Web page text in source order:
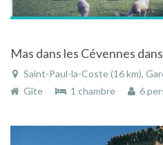
Saint-Paul-la-Coste (16 km), Gard,
Gîte
1 chambre 6